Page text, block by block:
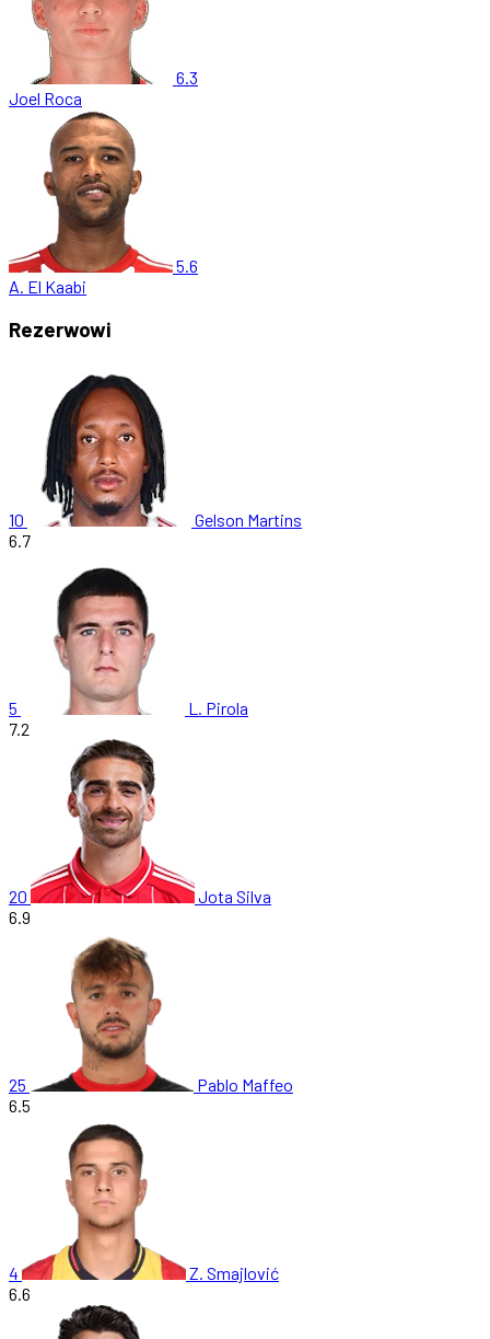
6.3
Joel Roca
5.6
A. El Kaabi
Rezerwowi
10
Gelson Martins
6.7
5
L. Pirola
7.2
20
Jota Silva
6.9
25
Pablo Maffeo
6.5
4
Z. Smajlović
6.6